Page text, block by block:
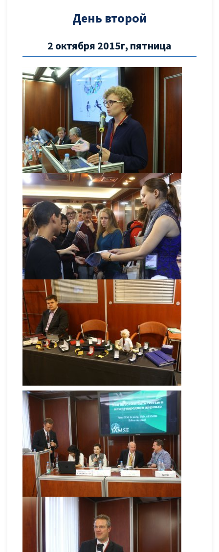
День второй
2 октября 2015г, пятница